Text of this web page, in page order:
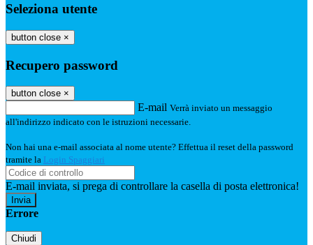
Seleziona utente
button close ×
Recupero password
button close ×
E-mail Verrà inviato un messaggio
all'indirizzo indicato con le istruzioni necessarie.
Non hai una e-mail associata al nome utente? Effettua il reset della password
tramite la Login Spaggiari
E-mail inviata, si prega di controllare la casella di posta elettronica!
Errore
Chiudi